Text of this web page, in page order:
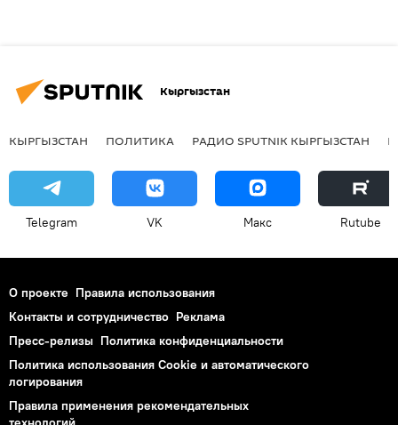
Кыргызстан
КЫРГЫЗСТАН ПОЛИТИКА РАДИО SPUTNIK КЫРГЫЗСТАН
Telegram VK Макс Rutube
О проекте Правила использования
Контакты и сотрудничество Реклама
Пресс-релизы Политика конфиденциальности
Политика использования Cookie и автоматического
логирования
Правила применения рекомендательных